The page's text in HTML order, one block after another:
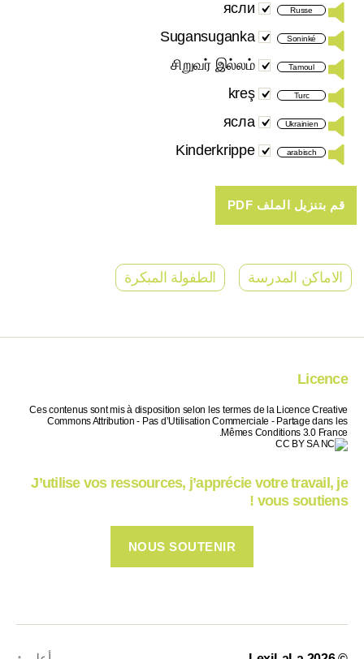
Russe
ясли
Soninké
Sugansuganka
Tamoul
சிறுவர் இல்லம்
Turc
kreş
Ukrainien
ясла
arabisch
Kinderkrippe
الاماكن المدرسة الطفولة المبكرة
Licence
Ces contenus sont mis à disposition selon les termes de la Licence Creative
Commons Attribution - Pas d’Utilisation Commerciale - Partage dans les
Mêmes Conditions 3.0 France.
J’utilise vos ressources, j’apprécie votre travail, je
vous soutiens !
NOUS SOUTENIR